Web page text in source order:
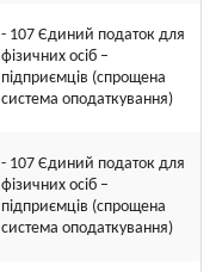
- 107 Єдиний податок для
фізичних осіб –
підприємців (спрощена
система оподаткування)
- 107 Єдиний податок для
фізичних осіб –
підприємців (спрощена
система оподаткування)